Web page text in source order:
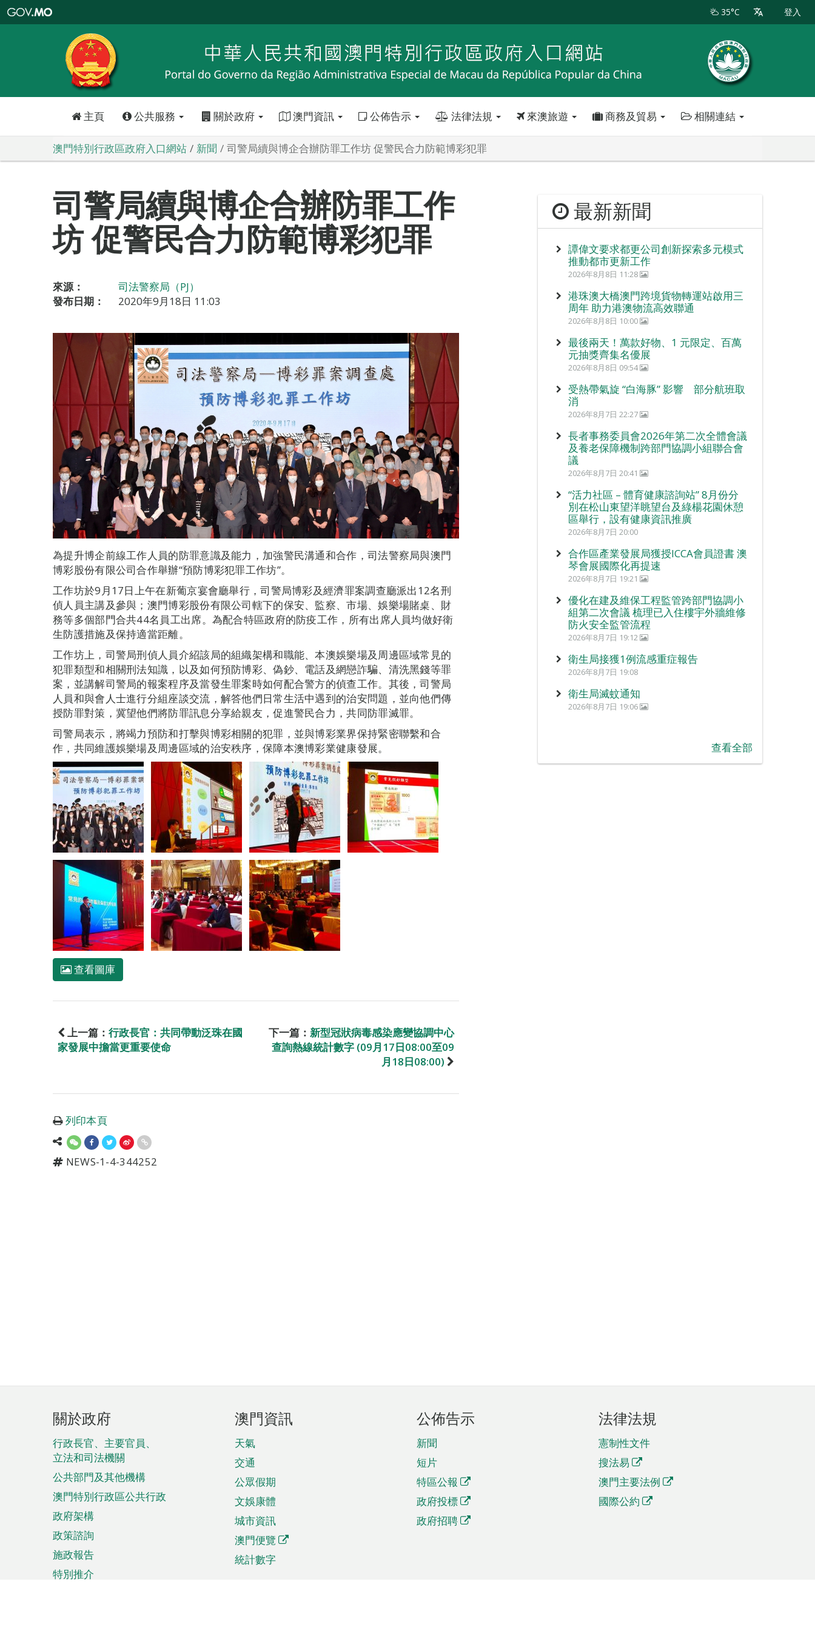
特
政
區
政
口
35°C 登入
主頁 公共服務 關於政府 澳門資訊 公佈告示 法律法規 來澳旅遊 商務及貿易 相關連結
澳門特別行政區政府入口網站 新聞 司警局續與博企合辦防罪工作坊 促警民合力防範博彩犯罪
司警局續與博企合辦防罪工作
坊 促警民合力防範博彩犯罪
來源：
司法警察局（PJ）
發布日期：
2020年9月18日 11:03
為提升博企前線工作人員的防罪意識及能力，加強警民溝通和合作，司法警察局與澳門
博彩股份有限公司合作舉辦“預防博彩犯罪工作坊”。
工作坊於9月17日上午在新葡京宴會廳舉行，司警局博彩及經濟罪案調查廳派出12名刑
偵人員主講及參與；澳門博彩股份有限公司轄下的保安、監察、市場、娛樂場賭桌、財
務等多個部門合共44名員工出席。為配合特區政府的防疫工作，所有出席人員均做好衛
生防護措施及保持適當距離。
工作坊上，司警局刑偵人員介紹該局的組織架構和職能、本澳娛樂場及周邊區域常見的
犯罪類型和相關刑法知識，以及如何預防博彩、偽鈔、電話及網戀詐騙、清洗黑錢等罪
案，並講解司警局的報案程序及當發生罪案時如何配合警方的偵查工作。其後，司警局
人員和與會人士進行分組座談交流，解答他們日常生活中遇到的治安問題，並向他們傳
授防罪對策，冀望他們將防罪訊息分享給親友，促進警民合力，共同防罪滅罪。
司警局表示，將竭力預防和打擊與博彩相關的犯罪，並與博彩業界保持緊密聯繫和合
作，共同維護娛樂場及周邊區域的治安秩序，保障本澳博彩業健康發展。
查看圖庫
上一篇： 行政長官：共同帶動泛珠在國
家發展中擔當更重要使命
下一篇： 新型冠狀病毒感染應變協調中心
查詢熱線統計數字 (09月17日08:00至09
月18日08:00)
列印本頁
NEWS-1-4-344252
最新新聞
譚偉文要求都更公司創新探索多元模式
推動都市更新工作
2026年8月8日 11:28
港珠澳大橋澳門跨境貨物轉運站啟用三
周年 助力港澳物流高效聯通
2026年8月8日 10:00
最後兩天！萬款好物、1 元限定、百萬
元抽獎齊集名優展
2026年8月8日 09:54
受熱帶氣旋 “白海豚” 影響 部分航班取
消
2026年8月7日 22:27
長者事務委員會2026年第二次全體會議
及養老保障機制跨部門協調小組聯合會
議
2026年8月7日 20:41
“活力社區 – 體育健康諮詢站” 8月份分
別在松山東望洋眺望台及綠楊花園休憩
區舉行，設有健康資訊推廣
2026年8月7日 20:00
合作區產業發展局獲授ICCA會員證書 澳
琴會展國際化再提速
2026年8月7日 19:21
優化在建及維保工程監管跨部門協調小
組第二次會議 梳理已入住樓宇外牆維修
防火安全監管流程
2026年8月7日 19:12
衛生局接獲1例流感重症報告
2026年8月7日 19:08
衛生局滅蚊通知
2026年8月7日 19:06
查看全部
頁
腳
菜
單
關於政府
行政長官、主要官員、
立法和司法機關
公共部門及其他機構
澳門特別行政區公共行政
政府架構
政策諮詢
施政報告
特別推介
澳門資訊
天氣
交通
公眾假期
文娛康體
城市資訊
澳門便覽
統計數字
公佈告示
新聞
短片
特區公報
政府投標
政府招聘
法律法規
憲制性文件
搜法易
澳門主要法例
國際公約